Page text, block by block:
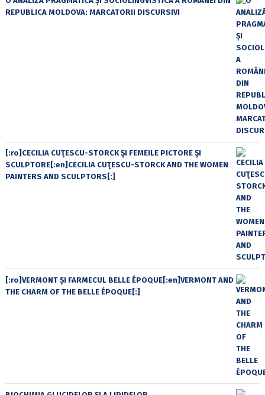
REPUBLICA MOLDOVA: MARCATORII DISCURSIVI
[:ro]CECILIA CUŢESCU-STORCK ŞI FEMEILE PICTORE ŞI
SCULPTORE[:en]CECILIA CUŢESCU-STORCK AND THE WOMEN
PAINTERS AND SCULPTORS[:]
[:ro]VERMONT ȘI FARMECUL BELLE ÉPOQUE[:en]VERMONT AND
THE CHARM OF THE BELLE ÉPOQUE[:]